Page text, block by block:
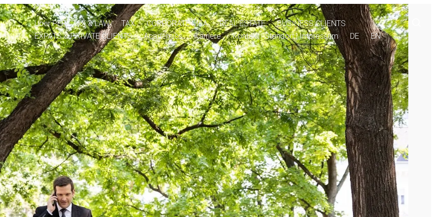
Über PERL TAX & LAW TAX CORPORATE M&A REAL ESTATE
BUSINESS CLIENTS
EXPATS & PRIVATE CLIENTS
Academics Karriere Kontakt | Standort | Impressum DE EN